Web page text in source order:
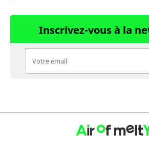
Inscrivez-vous à la